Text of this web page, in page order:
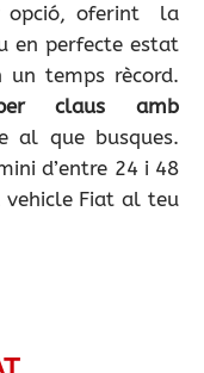
opció, oferint la
en perfecte estat
temps rècord.
claus amb
al que busques.
d’entre 24 i 48
vehicle Fiat al teu